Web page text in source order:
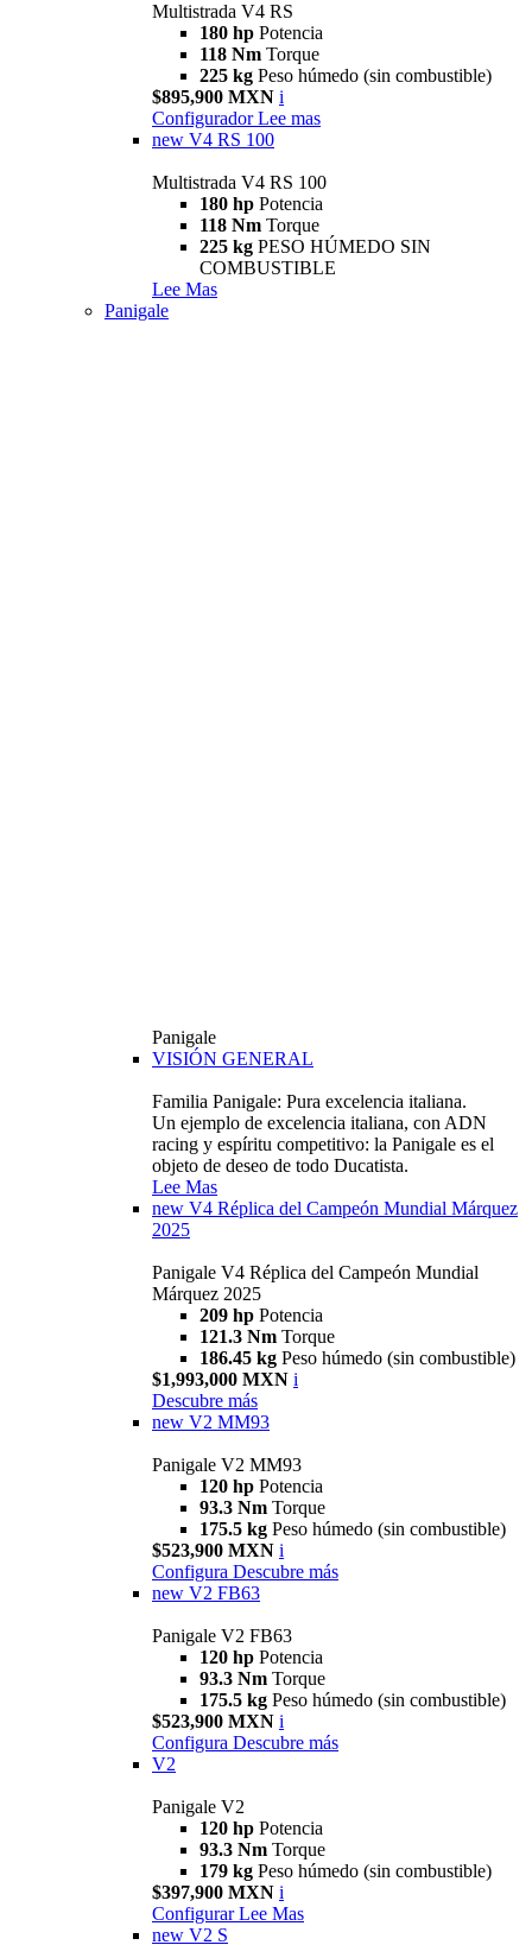
Multistrada V4 RS
180 hp Potencia
118 Nm Torque
225 kg Peso húmedo (sin combustible)
$895,900 MXN i
Configurador Lee mas
new V4 RS 100
Multistrada V4 RS 100
180 hp Potencia
118 Nm Torque
225 kg PESO HÚMEDO SIN
COMBUSTIBLE
Lee Mas
Panigale
Panigale
VISIÓN GENERAL
Familia Panigale: Pura excelencia italiana.
Un ejemplo de excelencia italiana, con ADN
racing y espíritu competitivo: la Panigale es el
objeto de deseo de todo Ducatista.
Lee Mas
new V4 Réplica del Campeón Mundial Márquez
2025
Panigale V4 Réplica del Campeón Mundial
Márquez 2025
209 hp Potencia
121.3 Nm Torque
186.45 kg Peso húmedo (sin combustible)
$1,993,000 MXN i
Descubre más
new V2 MM93
Panigale V2 MM93
120 hp Potencia
93.3 Nm Torque
175.5 kg Peso húmedo (sin combustible)
$523,900 MXN i
Configura Descubre más
new V2 FB63
Panigale V2 FB63
120 hp Potencia
93.3 Nm Torque
175.5 kg Peso húmedo (sin combustible)
$523,900 MXN i
Configura Descubre más
V2
Panigale V2
120 hp Potencia
93.3 Nm Torque
179 kg Peso húmedo (sin combustible)
$397,900 MXN i
Configurar Lee Mas
new V2 S